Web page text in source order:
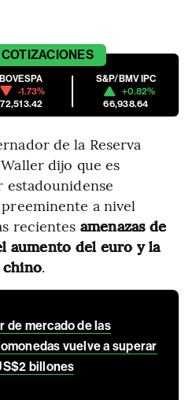
COTIZACIONES
-1.73%
S&P/BMV IPC
+0.82%
66,938.64
de la Reserva
dijo que es
estadounidense
a nivel
recientes amenazas de
aumento del euro y la
.
de mercado de las
vuelve a superar
billones